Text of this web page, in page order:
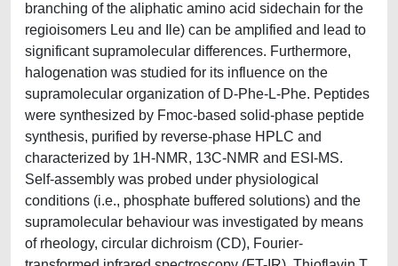
branching of the aliphatic amino acid sidechain for the
regioisomers Leu and Ile) can be amplified and lead to
significant supramolecular differences. Furthermore,
halogenation was studied for its influence on the
supramolecular organization of D-Phe-L-Phe. Peptides
were synthesized by Fmoc-based solid-phase peptide
synthesis, purified by reverse-phase HPLC and
characterized by 1H-NMR, 13C-NMR and ESI-MS.
Self-assembly was probed under physiological
conditions (i.e., phosphate buffered solutions) and the
supramolecular behaviour was investigated by means
of rheology, circular dichroism (CD), Fourier-